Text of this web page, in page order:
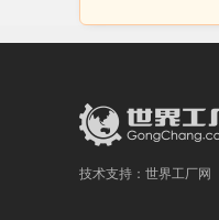
技术支持： 世界工厂网